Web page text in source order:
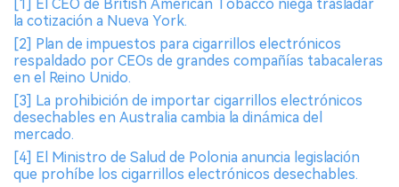
[1] El CEO de British American Tobacco niega trasladar
la cotización a Nueva York.
[2] Plan de impuestos para cigarrillos electrónicos
respaldado por CEOs de grandes compañías tabacaleras
en el Reino Unido.
[3] La prohibición de importar cigarrillos electrónicos
desechables en Australia cambia la dinámica del
mercado.
[4] El Ministro de Salud de Polonia anuncia legislación
que prohíbe los cigarrillos electrónicos desechables.